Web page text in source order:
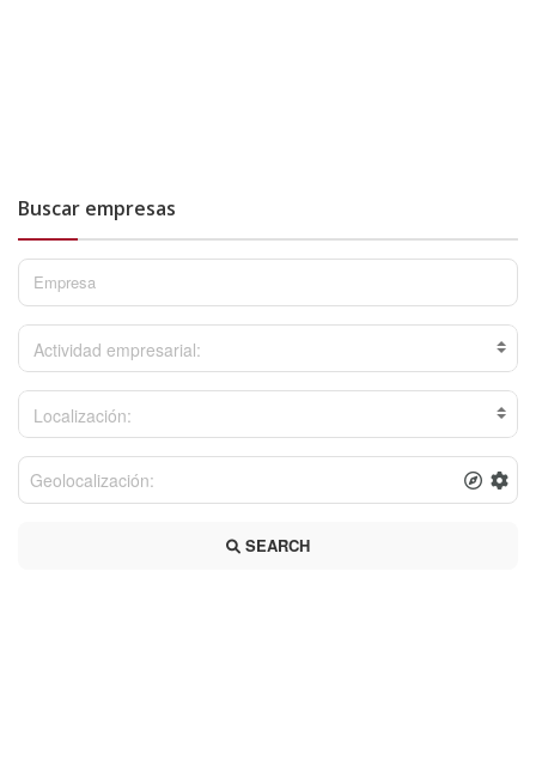
Buscar empresas
Actividad empresarial:
Localización:
SEARCH